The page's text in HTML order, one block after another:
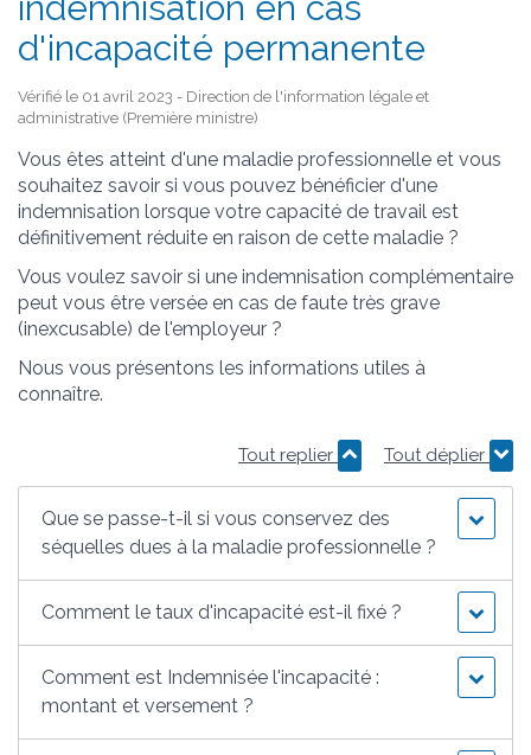
d'incapacité permanente
Vérifié le 01 avril 2023 - Direction de l'information légale et
administrative (Première ministre)
Vous êtes atteint d'une maladie professionnelle et vous
souhaitez savoir si vous pouvez bénéficier d'une
indemnisation lorsque votre capacité de travail est
définitivement réduite en raison de cette maladie ?
Vous voulez savoir si une indemnisation complémentaire
peut vous être versée en cas de faute très grave
(inexcusable) de l'employeur ?
Nous vous présentons les informations utiles à
connaître.
Tout replier Tout déplier
Que se passe-t-il si vous conservez des
séquelles dues à la maladie professionnelle ?
Comment le taux d'incapacité est-il fixé ?
Comment est Indemnisée l'incapacité :
montant et versement ?